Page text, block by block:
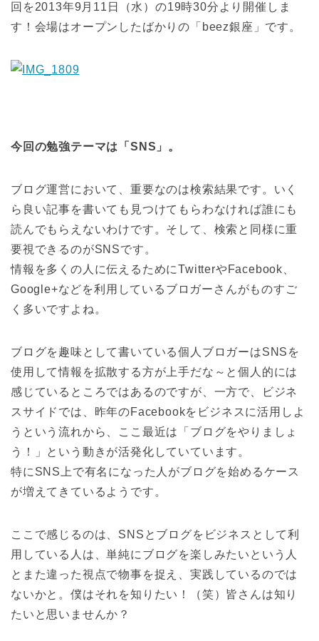
回を2013年9月11日（水）の19時30分より開催しま
す！会場はオープンしたばかりの「beez銀座」です。
今回の勉強テーマは「SNS」。
ブログ運営において、重要なのは検索結果です。いく
ら良い記事を書いても見つけてもらわなければ誰にも
読んでもらえないわけです。そして、検索と同様に重
要視できるのがSNSです。
情報を多くの人に伝えるためにTwitterやFacebook、
Google+などを利用しているブロガーさんがものすご
く多いですよね。
ブログを趣味として書いている個人ブロガーはSNSを
使用して情報を拡散する方が上手だな～と個人的には
感じているところではあるのですが、一方で、ビジネ
スサイドでは、昨年のFacebookをビジネスに活用しよ
うという流れから、ここ最近は「ブログをやりましょ
う！」という動きが活発化していています。
特にSNS上で有名になった人がブログを始めるケース
が増えてきているようです。
ここで感じるのは、SNSとブログをビジネスとして利
用している人は、単純にブログを楽しみたいという人
とまた違った視点で物事を捉え、実践しているのでは
ないかと。僕はそれを知りたい！（笑）皆さんは知り
たいと思いませんか？